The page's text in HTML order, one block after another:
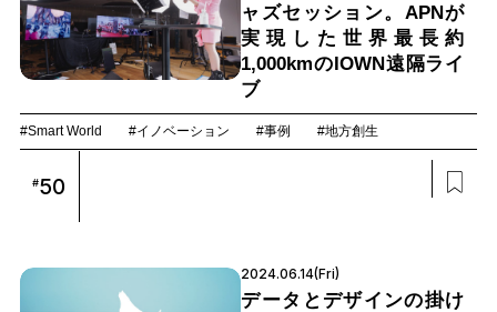
ャズセッション。APNが
実現した世界最長約
1,000kmのIOWN遠隔ライ
ブ
#Smart World #イノベーション #事例 #地方創生
#50
2024.06.14(Fri)
データとデザインの掛け